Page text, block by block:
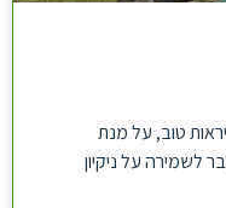
טוב, על מנת
לשמירה על ניקיון